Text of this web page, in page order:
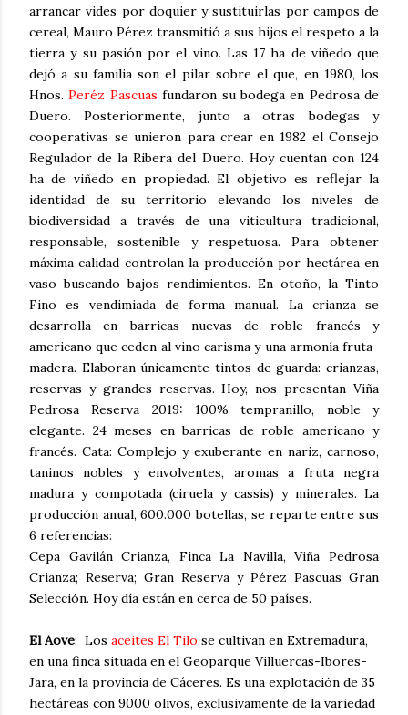
arrancar vides por doquier y sustituirlas por campos de
cereal, Mauro Pérez transmitió a sus hijos el respeto a la
tierra y su pasión por el vino. Las 17 ha de viñedo que
dejó a su familia son el pilar sobre el que, en 1980, los
Hnos.Peréz Pascuas fundaron su bodega en Pedrosa de
Duero. Posteriormente, junto a otras bodegas y
cooperativas se unieron para crear en 1982 el Consejo
Regulador de la Ribera del Duero. Hoy cuentan con 124
ha de viñedo en propiedad. El objetivo es reflejar la
identidad de su territorio elevando los niveles de
biodiversidad a través de una viticultura tradicional,
responsable, sostenible y respetuosa. Para obtener
máxima calidad controlan la producción por hectárea en
vaso buscando bajos rendimientos. En otoño, la Tinto
Fino es vendimiada de forma manual. La crianza se
desarrolla en barricas nuevas de roble francés y
americano que ceden al vino carisma y una armonía fruta-
madera. Elaboran únicamente tintos de guarda: crianzas,
reservas y grandes reservas. Hoy, nos presentan Viña
Pedrosa Reserva 2019: 100% tempranillo, noble y
elegante. 24 meses en barricas de roble americano y
francés. Cata: Complejo y exuberante en nariz, carnoso,
taninos nobles y envolventes, aromas a fruta negra
madura y compotada (ciruela y cassis) y minerales. La
producción anual, 600.000 botellas, se reparte entre sus
6 referencias:
Cepa Gavilán Crianza, Finca La Navilla, Viña Pedrosa
Crianza; Reserva; Gran Reserva y Pérez Pascuas Gran
Selección. Hoy día están en cerca de 50 países.
El Aove: Los aceites El Tilo se cultivan en Extremadura,
en una finca situada en el Geoparque Villuercas-Ibores-
Jara, en la provincia de Cáceres. Es una explotación de 35
hectáreas con 9000 olivos, exclusivamente de la variedad